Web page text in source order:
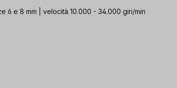
6 e 8 mm | velocità 10.000 - 34.000 giri/min